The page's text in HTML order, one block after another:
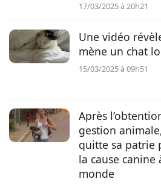
17/03/2025 à 20h21
Une vidéo
mène un chat
15/03/2025 à 09h51
Après
gestion
quitte sa patrie
la cause canine
monde